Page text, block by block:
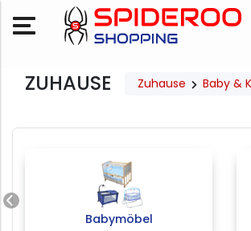
ZUHAUSE Zuhause Baby &
Previous
Babymöbel